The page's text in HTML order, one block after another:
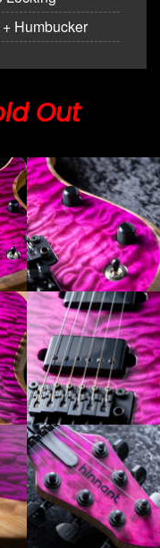
Humbucker
Out